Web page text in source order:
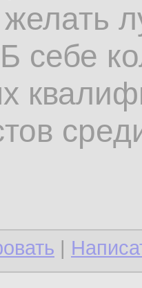
желать
себе
|